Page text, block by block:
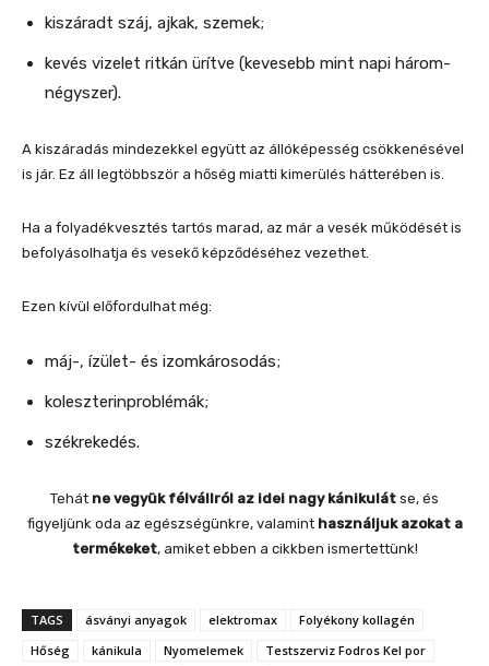
kiszáradt száj, ajkak, szemek;
kevés vizelet ritkán ürítve (kevesebb mint napi három-
négyszer).
A kiszáradás mindezekkel együtt az állóképesség csökkenésével
is jár. Ez áll legtöbbször a hőség miatti kimerülés hátterében is.
Ha a folyadékvesztés tartós marad, az már a vesék működését is
befolyásolhatja és vesekő képződéséhez vezethet.
Ezen kívül előfordulhat még:
máj-, ízület- és izomkárosodás;
koleszterinproblémák;
székrekedés.
Tehát ne vegyük félvállról az idei nagy kánikulát se, és
figyeljünk oda az egészségünkre, valamint használjuk azokat a
termékeket, amiket ebben a cikkben ismertettünk!
TAGS ásványi anyagok elektromax
Folyékony kollagén
Hőség
kánikula Nyomelemek
Testszerviz Fodros Kel por